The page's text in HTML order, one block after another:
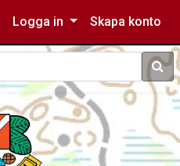
Logga in Skapa konto
Sök